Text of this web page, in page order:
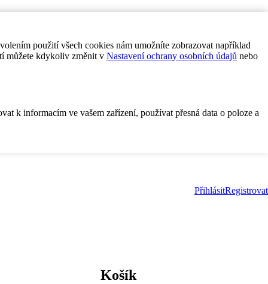
použití všech cookies nám umožníte zobrazovat například
můžete kdykoliv změnit v Nastavení ochrany osobních údajů nebo
k informacím ve vašem zařízení, používat přesná data o poloze a
PřihlásitRegistrovat
Košík